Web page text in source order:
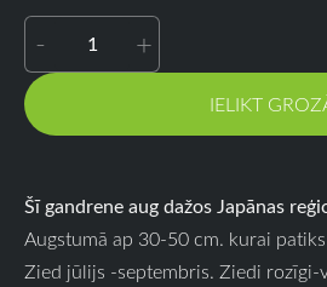
- +
IELIKT
Šī gandrene aug dažos Japānas
Augstumā ap 30-50 cm. kurai
Zied jūlijs -septembris. Ziedi